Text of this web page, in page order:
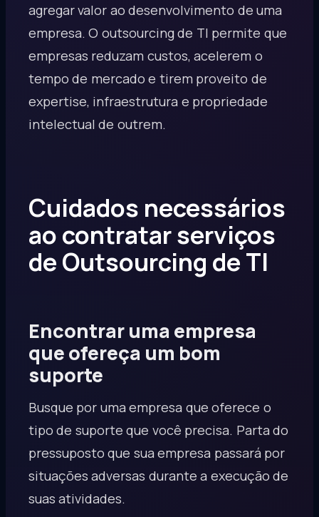
agregar valor ao desenvolvimento de uma
empresa. O outsourcing de TI permite que
empresas reduzam custos, acelerem o
tempo de mercado e tirem proveito de
expertise, infraestrutura e propriedade
intelectual de outrem.
Cuidados necessários
ao contratar serviços
de Outsourcing de TI
Encontrar uma empresa
que ofereça um bom
suporte
Busque por uma empresa que oferece o
tipo de suporte que você precisa. Parta do
pressuposto que sua empresa passará por
situações adversas durante a execução de
suas atividades.